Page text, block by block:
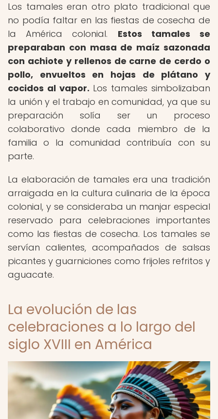
Los tamales eran otro plato tradicional que
no podía faltar en las fiestas de cosecha de
la América colonial. Estos tamales se
preparaban con masa de maíz sazonada
con achiote y rellenos de carne de cerdo o
pollo, envueltos en hojas de plátano y
cocidos al vapor. Los tamales simbolizaban
la unión y el trabajo en comunidad, ya que su
preparación solía ser un proceso
colaborativo donde cada miembro de la
familia o la comunidad contribuía con su
parte.
La elaboración de tamales era una tradición
arraigada en la cultura culinaria de la época
colonial, y se consideraba un manjar especial
reservado para celebraciones importantes
como las fiestas de cosecha. Los tamales se
servían calientes, acompañados de salsas
picantes y guarniciones como frijoles refritos y
aguacate.
La evolución de las
celebraciones a lo largo del
siglo XVIII en América